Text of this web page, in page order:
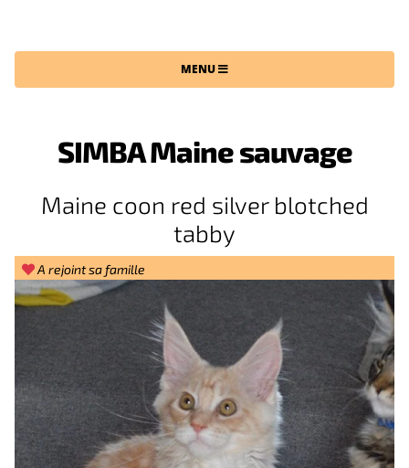
MENU
SIMBA Maine sauvage
Maine coon red silver blotched
tabby
A rejoint sa famille